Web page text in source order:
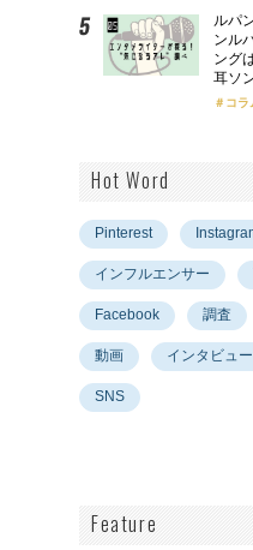
ルパ
ンル
ング
耳ソ
コラ
Hot Word
Pinterest
インフルエンサー
Facebook 調査
動画 インタビュー
SNS
Feature